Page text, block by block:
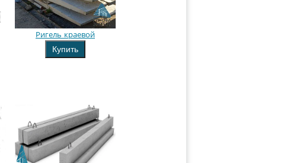
Ригель краевой
Купить